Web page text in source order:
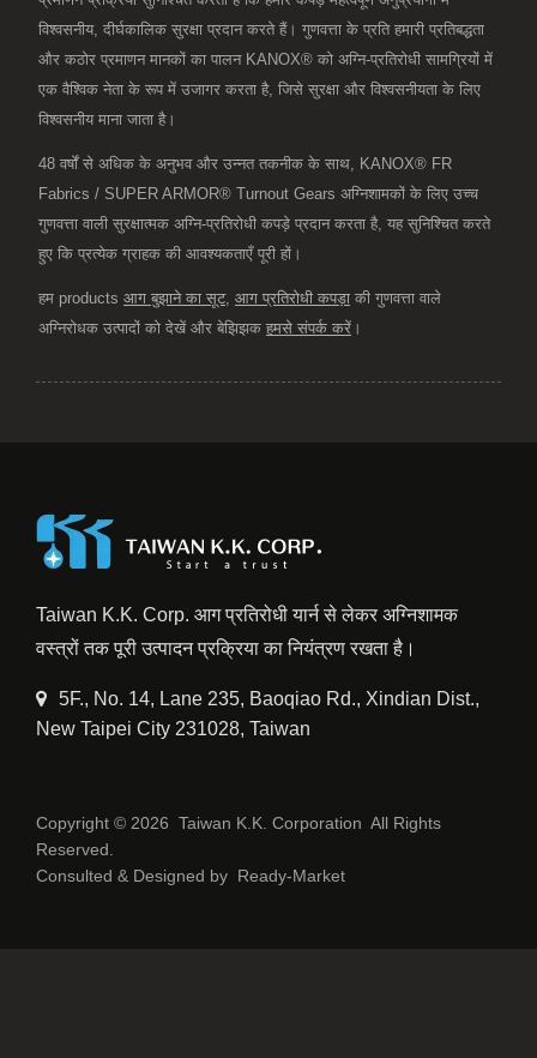
विश्वसनीय, दीर्घकालिक सुरक्षा प्रदान करते हैं। गुणवत्ता के प्रति हमारी प्रतिबद्धता
और कठोर प्रमाणन मानकों का पालन KANOX® को अग्नि-प्रतिरोधी सामग्रियों में
एक वैश्विक नेता के रूप में उजागर करता है, जिसे सुरक्षा और विश्वसनीयता के लिए
विश्वसनीय माना जाता है।
48 वर्षों से अधिक के अनुभव और उन्नत तकनीक के साथ, KANOX® FR
Fabrics / SUPER ARMOR® Turnout Gears अग्निशामकों के लिए उच्च
गुणवत्ता वाली सुरक्षात्मक अग्नि-प्रतिरोधी कपड़े प्रदान करता है, यह सुनिश्चित करते
हुए कि प्रत्येक ग्राहक की आवश्यकताएँ पूरी हों।
हम products आग बुझाने का सूट, आग प्रतिरोधी कपड़ा की गुणवत्ता वाले
अग्निरोधक उत्पादों को देखें और बेझिझक हमसे संपर्क करें ।
Taiwan K.K. Corp. आग प्रतिरोधी यार्न से लेकर अग्निशामक
वस्त्रों तक पूरी उत्पादन प्रक्रिया का नियंत्रण रखता है।
5F., No. 14, Lane 235, Baoqiao Rd., Xindian Dist.,
New Taipei City 231028, Taiwan
Copyright © 2026 Taiwan K.K. Corporation All Rights
Reserved.
Consulted & Designed by Ready-Market